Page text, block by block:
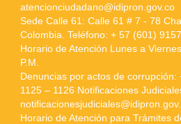
atencionciudadano@idipron.gov.co
Sede Calle 61: Calle 61 # 7 - 78
Colombia. Teléfono: + 57 (601)
Horario de Atención Lunes a
P.M.
Denuncias por actos de corrupción:
1125 – 1126 Notificaciones
Horario de Atención para Trámites